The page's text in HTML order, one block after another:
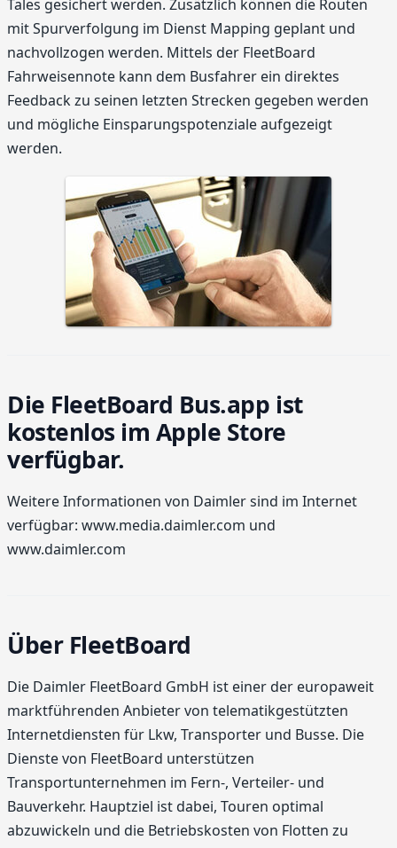
Tales gesichert werden. Zusätzlich können die Routen
mit Spurverfolgung im Dienst Mapping geplant und
nachvollzogen werden. Mittels der FleetBoard
Fahrweisennote kann dem Busfahrer ein direktes
Feedback zu seinen letzten Strecken gegeben werden
und mögliche Einsparungspotenziale aufgezeigt
werden.
Die FleetBoard Bus.app ist
kostenlos im Apple Store
verfügbar.
Weitere Informationen von Daimler sind im Internet
verfügbar: www.media.daimler.com und
www.daimler.com
Über FleetBoard
Die Daimler FleetBoard GmbH ist einer der europaweit
marktführenden Anbieter von telematikgestützten
Internetdiensten für Lkw, Transporter und Busse. Die
Dienste von FleetBoard unterstützen
Transportunternehmen im Fern-, Verteiler- und
Bauverkehr. Hauptziel ist dabei, Touren optimal
abzuwickeln und die Betriebskosten von Flotten zu